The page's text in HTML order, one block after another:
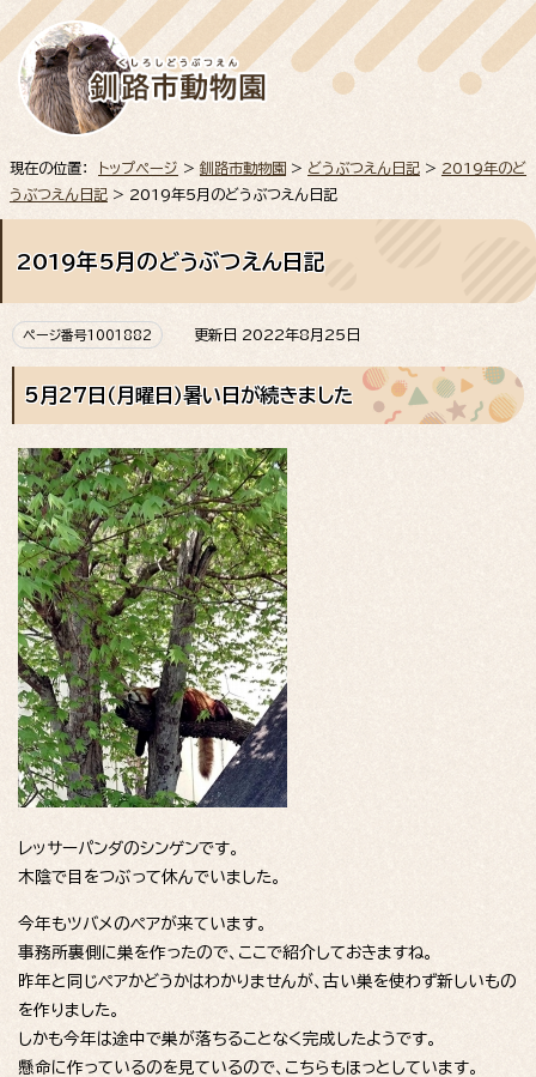
現在の位置： トップページ > 釧路市動物園 > どうぶつえん日記 > 2019年のど
うぶつえん日記 > 2019年5月のどうぶつえん日記
2019年5月のどうぶつえん日記
ページ番号1001882 更新日 2022年8月25日
5月27日（月曜日）暑い日が続きました
レッサーパンダのシンゲンです。
木陰で目をつぶって休んでいました。
今年もツバメのペアが来ています。
事務所裏側に巣を作ったので、ここで紹介しておきますね。
昨年と同じペアかどうかはわかりませんが、古い巣を使わず新しいもの
を作りました。
しかも今年は途中で巣が落ちることなく完成したようです。
懸命に作っているのを見ているので、こちらもほっとしています。